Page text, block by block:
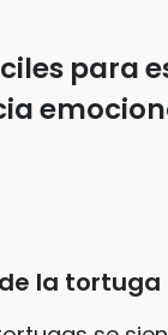
para
la tortuga